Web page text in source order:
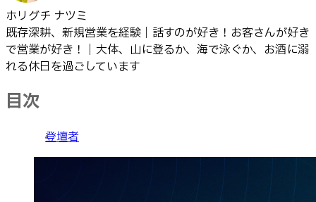
ホリグチ ナツミ
既存深耕、新規営業を経験｜話すのが好き！お客さんが好き
で営業が好き！｜大体、山に登るか、海で泳ぐか、お酒に溺
れる休日を過ごしています
目次
登壇者